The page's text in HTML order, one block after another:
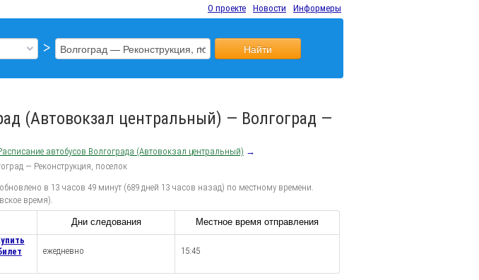
О проекте Новости Информеры
> Найти
(Автовокзал центральный) — Волгоград —
автобусов Волгограда (Автовокзал центральный) →
— Реконструкция, поселок
в 13 часов 49 минут (689 дней 13 часов назад) по местному времени.
время).
Дни следования
Местное время отправления
ежедневно 15:45